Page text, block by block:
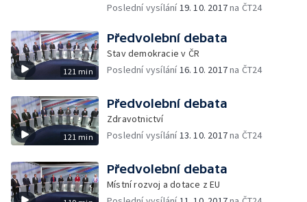
Poslední vysílání19. 10. 2017na ČT24
121 min
Předvolební debata
Stav demokracie v ČR
Poslední vysílání16. 10. 2017na ČT24
121 min
Předvolební debata
Zdravotnictví
Poslední vysílání13. 10. 2017na ČT24
Předvolební debata
Místní rozvoj a dotace z EU